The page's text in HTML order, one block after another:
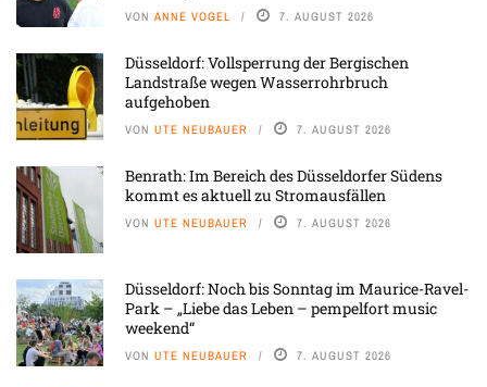
VON ANNE VOGEL 7. AUGUST 2026
Düsseldorf: Vollsperrung der Bergischen
Landstraße wegen Wasserrohrbruch
aufgehoben
VON UTE NEUBAUER 7. AUGUST 2026
Benrath: Im Bereich des Düsseldorfer Südens
kommt es aktuell zu Stromausfällen
VON UTE NEUBAUER 7. AUGUST 2026
Düsseldorf: Noch bis Sonntag im Maurice-Ravel-
Park – „Liebe das Leben – pempelfort music
weekend“
VON UTE NEUBAUER 7. AUGUST 2026